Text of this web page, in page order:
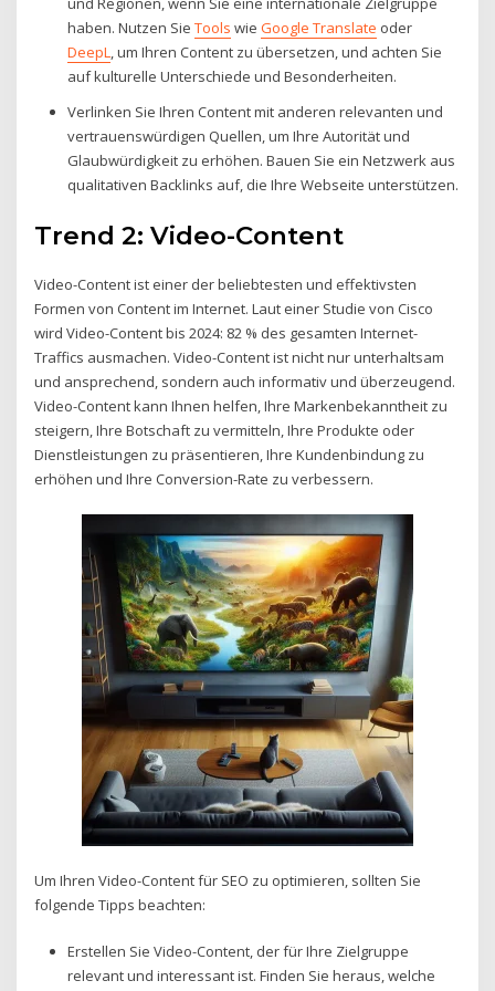
haben. Nutzen Sie Tools wie Google Translate oder
DeepL, um Ihren Content zu übersetzen, und achten Sie
auf kulturelle Unterschiede und Besonderheiten.
Verlinken Sie Ihren Content mit anderen relevanten und
vertrauenswürdigen Quellen, um Ihre Autorität und
Glaubwürdigkeit zu erhöhen. Bauen Sie ein Netzwerk aus
qualitativen Backlinks auf, die Ihre Webseite unterstützen.
Trend 2: Video-Content
Video-Content ist einer der beliebtesten und effektivsten
Formen von Content im Internet. Laut einer Studie von Cisco
wird Video-Content bis 2024: 82 % des gesamten Internet-
Traffics ausmachen. Video-Content ist nicht nur unterhaltsam
und ansprechend, sondern auch informativ und überzeugend.
Video-Content kann Ihnen helfen, Ihre Markenbekanntheit zu
steigern, Ihre Botschaft zu vermitteln, Ihre Produkte oder
Dienstleistungen zu präsentieren, Ihre Kundenbindung zu
erhöhen und Ihre Conversion-Rate zu verbessern.
Um Ihren Video-Content für SEO zu optimieren, sollten Sie
folgende Tipps beachten:
Erstellen Sie Video-Content, der für Ihre Zielgruppe
relevant und interessant ist. Finden Sie heraus, welche